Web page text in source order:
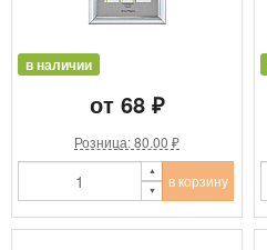
в наличии
от 68 ₽
Розница: 80.00 ₽
в корзину